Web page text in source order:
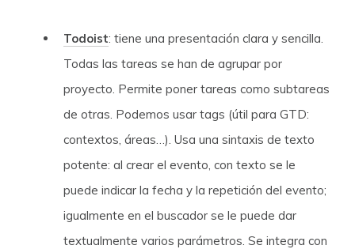
Todoist: tiene una presentación clara y sencilla.
Todas las tareas se han de agrupar por
proyecto. Permite poner tareas como subtareas
de otras. Podemos usar tags (útil para GTD:
contextos, áreas…). Usa una sintaxis de texto
potente: al crear el evento, con texto se le
puede indicar la fecha y la repetición del evento;
igualmente en el buscador se le puede dar
textualmente varios parámetros. Se integra con